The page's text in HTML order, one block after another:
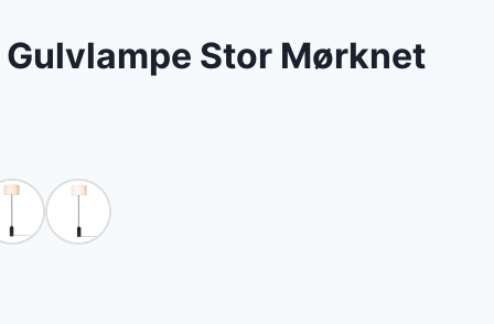
Gulvlampe Stor Mørknet